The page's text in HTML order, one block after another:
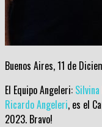
Buenos Aires, 11 de
El Equipo Angeleri:
Ricardo Angeleri, es el
2023. Bravo!